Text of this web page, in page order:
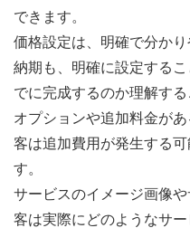
できます。
価格設定は、明確で分かり
納期も、明確に設定する
でに完成するのか理解する
オプションや追加料金が
客は追加費用が発生する
す。
サービスのイメージ画像
客は実際にどのようなサ